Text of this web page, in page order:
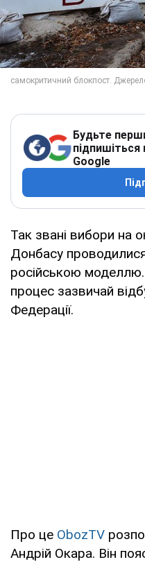
Будьте
підпишіться
Google
Так звані вибори на
Донбасу
російською
процес зазвичай
Федерації.
Про це ObozTV
Андрій Окара. Він